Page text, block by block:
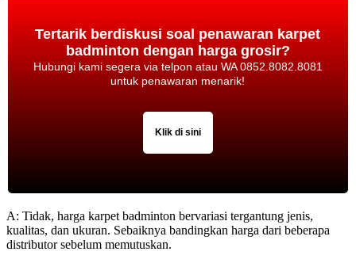
Tertarik berdiskusi soal penawaran karpet
badminton dengan harga grosir?
Hubungi kami segera via telpon atau WA 0852.8082.8081
untuk penawaran menarik!
Klik di sini
A: Tidak, harga karpet badminton bervariasi tergantung jenis,
kualitas, dan ukuran. Sebaiknya bandingkan harga dari beberapa
distributor sebelum memutuskan.